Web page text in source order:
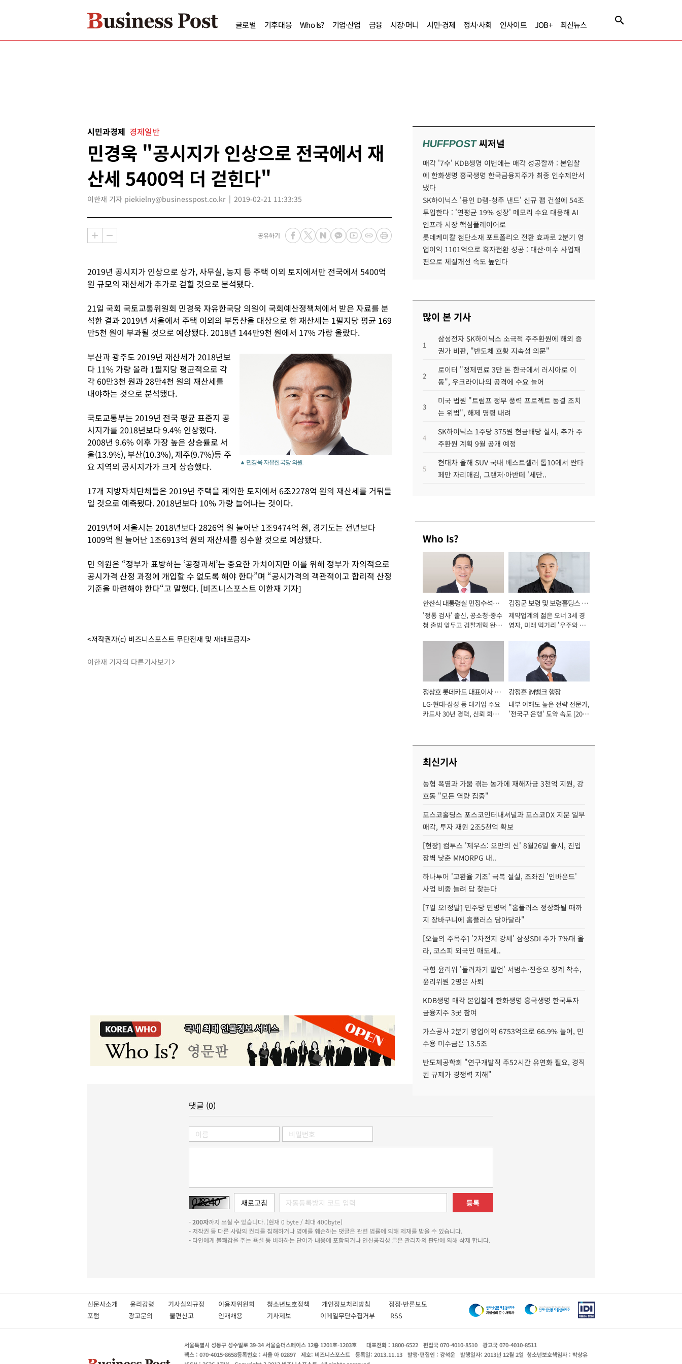
글로벌 기후대응 Who Is? 기업·산업 금융 시장·머니 시민·경제 정치·사회 인사이트 JOB+ 최신뉴스
시민과경제 경제일반
민경욱 "공시지가 인상으로 전국에서 재
산세 5400억 더 걷힌다"
이한재 기자 piekielny@businesspost.co.kr 2019-02-21 11:33:35
공유하기
2019년 공시지가 인상으로 상가, 사무실, 농지 등 주택 이외 토지에서만 전국에서 5400억
원 규모의 재산세가 추가로 걷힐 것으로 분석됐다.
21일 국회 국토교통위원회 민경욱 자유한국당 의원이 국회예산정책처에서 받은 자료를 분
석한 결과 2019년 서울에서 주택 이외의 부동산을 대상으로 한 재산세는 1필지당 평균 169
만5천 원이 부과될 것으로 예상됐다. 2018년 144만9천 원에서 17% 가랑 올랐다.
▲ 민경욱 자유한국당 의원.
부산과 광주도 2019년 재산세가 2018년보
다 11% 가량 올라 1필지당 평균적으로 각
각 60만3천 원과 28만4천 원의 재산세를
내야하는 것으로 분석됐다.
국토교통부는 2019년 전국 평균 표준지 공
시지가를 2018년보다 9.4% 인상했다.
2008년 9.6% 이후 가장 높은 상승률로 서
울(13.9%), 부산(10.3%), 제주(9.7%)등 주
요 지역의 공시지가가 크게 상승했다.
17개 지방자치단체들은 2019년 주택을 제외한 토지에서 6조2278억 원의 재산세를 거둬들
일 것으로 예측됐다. 2018년보다 10% 가량 늘어나는 것이다.
2019년에 서울시는 2018년보다 2826억 원 늘어난 1조9474억 원, 경기도는 전년보다
1009억 원 늘어난 1조6913억 원의 재산세를 징수할 것으로 예상됐다.
민 의원은 “정부가 표방하는 ‘공정과세’는 중요한 가치이지만 이를 위해 정부가 자의적으로
공시가격 산정 과정에 개입할 수 없도록 해야 한다”며 “공시가격의 객관적이고 합리적 산정
기준을 마련해야 한다“고 말했다. [비즈니스포스트 이한재 기자]
<저작권자(c) 비즈니스포스트 무단전재 및 재배포금지>
이한재 기자의 다른기사보기
HUFFPOST씨저널
매각 '7수' KDB생명 이번에는 매각 성공할까 : 본입찰
에 한화생명 흥국생명 한국금융지주가 최종 인수제안서
냈다
SK하이닉스 '용인 D램-청주 낸드' 신규 팹 건설에 54조
투입한다 : '연평균 19% 성장' 메모리 수요 대응해 AI
인프라 시장 핵심플레이어로
롯데케미칼 첨단소재 포트폴리오 전환 효과로 2분기 영
업이익 1101억으로 흑자전환 성공 : 대산·여수 사업재
편으로 체질개선 속도 높인다
많이 본 기사
1
삼성전자 SK하이닉스 소극적 주주환원에 해외 증
권가 비판, "반도체 호황 지속성 의문"
2
로이터 "정제연료 3만 톤 한국에서 러시아로 이
동", 우크라이나의 공격에 수요 늘어
3
미국 법원 "트럼프 정부 풍력 프로젝트 동결 조치
는 위법", 해제 명령 내려
4
SK하이닉스 1주당 375원 현금배당 실시, 추가 주
주환원 계획 9월 공개 예정
5
현대차 올해 SUV 국내 베스트셀러 톱10에서 싼타
페만 자리매김, 그랜저·아반떼 '세단..
Who Is?
한찬식 대통령실 민정수석비
서관
'정통 검사' 출신, 공소청·중수
청 출범 앞두고 검찰개혁 완수
김정균 보령 및 보령홀딩스 대
표이사 사장
제약업계의 젊은 오너 3세 경
영자, 미래 먹거리 '우주와 헬
정상호 롯데카드 대표이사 사
장
LG·현대·삼성 등 대기업 주요
카드사 30년 경력, 신뢰 회복
강정훈 iM뱅크 행장
내부 이해도 높은 전략 전문가,
'전국구 은행' 도약 속도 [2026
최신기사
농협 폭염과 가뭄 겪는 농가에 재해자금 3천억 지원, 강
호동 "모든 역량 집중"
포스코홀딩스 포스코인터내셔널과 포스코DX 지분 일부
매각, 투자 재원 2조5천억 확보
[현장] 컴투스 '제우스: 오만의 신' 8월26일 출시, 진입
장벽 낮춘 MMORPG 내..
하나투어 '고환율 기조' 극복 절실, 조좌진 '인바운드'
사업 비중 늘려 답 찾는다
[7일 오!정말] 민주당 민병덕 "홈플러스 정상화될 때까
지 장바구니에 홈플러스 담아달라"
[오늘의 주목주] '2차전지 강세' 삼성SDI 주가 7%대 올
라, 코스피 외국인 매도세..
국힘 윤리위 '돌려차기 발언' 서범수·진종오 징계 착수,
윤리위원 2명은 사퇴
KDB생명 매각 본입찰에 한화생명 흥국생명 한국투자
금융지주 3곳 참여
가스공사 2분기 영업이익 6753억으로 66.9% 늘어, 민
수용 미수금은 13.5조
반도체공학회 "연구개발직 주52시간 유연화 필요, 경직
된 규제가 경쟁력 저해"
댓글 (0)
등록
-200자까지 쓰실 수 있습니다. (현재 0 byte / 최대 400byte)
- 저작권 등 다른 사람의 권리를 침해하거나 명예를 훼손하는 댓글은 관련 법률에 의해 제재를 받을 수 있습니다.
- 타인에게 불쾌감을 주는 욕설 등 비하하는 단어가 내용에 포함되거나 인신공격성 글은 관리자의 판단에 의해 삭제 합니다.
신문사소개 윤리강령 기사심의규정 이용자위원회 청소년보호정책 개인정보처리방침 정정·반론보도
포럼
광고문의 불편신고 인재채용 기사제보 이메일무단수집거부 RSS
서울특별시 성동구 성수일로 39-34 서울숲더스페이스 12층 1201호-1203호 대표전화 : 1800-6522 편집국 070-4010-8510
광고국 070-4010-8511
팩스 : 070-4015-8658등록번호 : 서울 아 02897 제호: 비즈니스포스트 등록일: 2013.11.13 발행·편집인 : 강석운 발행일자: 2013년 12월 2일 청소년보호책임자 : 박상유